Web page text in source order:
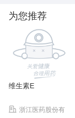
为您推荐
维生素E
浙江医药股份有